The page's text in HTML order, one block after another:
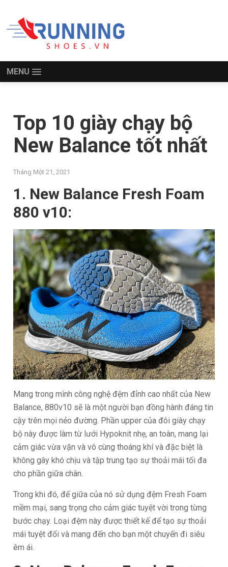
MENU
Top 10 giày chạy bộ
New Balance tốt nhất
Tháng Một 21, 2021
1. New Balance Fresh Foam
880 v10:
Mang trong mình công nghệ đệm đỉnh cao nhất của New
Balance, 880v10 sẽ là một người bạn đồng hành đáng tin
cậy trên mọi nẻo đường. Phần upper của đôi giày chạy
bộ này được làm từ lưới Hypoknit nhẹ, an toàn, mang lại
cảm giác vừa vặn và vô cùng thoáng khí và đặc biệt là
không gây khó chịu và tập trung tạo sự thoải mái tối đa
cho phần giữa chân.
Trong khi đó, đế giữa của nó sử dụng đệm Fresh Foam
mềm mại, sang trọng cho cảm giác tuyệt vời trong từng
bước chạy. Loại đệm này được thiết kế để tạo sự thoải
mái tuyệt đối và mang đến cho bạn một chuyến đi siêu
êm ái.